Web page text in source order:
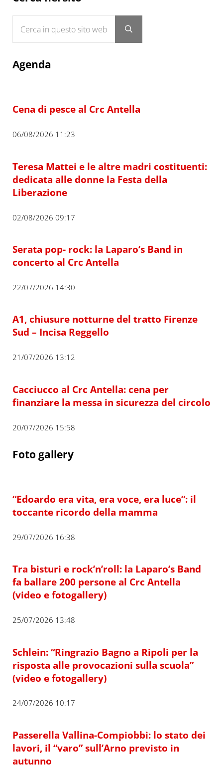
Submit search
Agenda
Cena di pesce al Crc Antella
06/08/2026 11:23
Teresa Mattei e le altre madri costituenti:
dedicata alle donne la Festa della
Liberazione
02/08/2026 09:17
Serata pop- rock: la Laparo’s Band in
concerto al Crc Antella
22/07/2026 14:30
A1, chiusure notturne del tratto Firenze
Sud – Incisa Reggello
21/07/2026 13:12
Cacciucco al Crc Antella: cena per
finanziare la messa in sicurezza del circolo
20/07/2026 15:58
Foto gallery
“Edoardo era vita, era voce, era luce”: il
toccante ricordo della mamma
29/07/2026 16:38
Tra bisturi e rock’n’roll: la Laparo’s Band
fa ballare 200 persone al Crc Antella
(video e fotogallery)
25/07/2026 13:48
Schlein: “Ringrazio Bagno a Ripoli per la
risposta alle provocazioni sulla scuola”
(video e fotogallery)
24/07/2026 10:17
Passerella Vallina-Compiobbi: lo stato dei
lavori, il “varo” sull’Arno previsto in
autunno